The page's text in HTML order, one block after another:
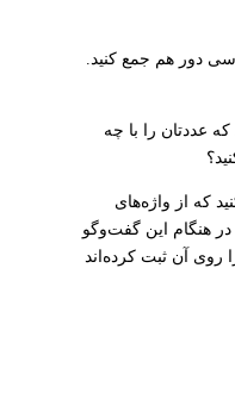
دور هم جمع کنید.
عددتان را با چه
که از واژه‌های
در هنگام این گفت‌وگو
روی آن ثبت کرده‌اند